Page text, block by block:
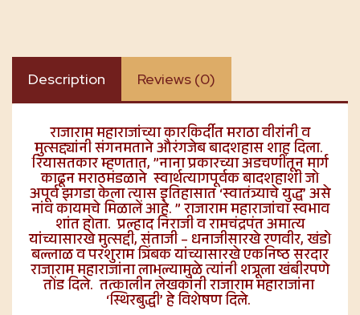
Description Reviews (0)
राजाराम महाराजांच्या कारकिर्दीत मराठा वीरांनी व
मुत्सद्द्यांनी संगनमताने औरंगजेब बादशहास शाह दिला.
रियासतकार म्हणतात, ”नाना प्रकारच्या अडचणींतून मार्ग
काढून मराठमंडळाने स्वार्थत्यागपूर्वक बादशहाशी जो
अपूर्व झगडा केला त्यास इतिहासात ‘स्वातंत्र्याचे युद्ध’ असे
नांव कायमचे मिळालें आहे. ” राजाराम महाराजांचा स्वभाव
शांत होता. प्रल्हाद निराजी व रामचंद्रपंत अमात्य
यांच्यासारखे मुत्सद्दी, संताजी – धनाजीसारखे रणवीर, खंडो
बल्लाळ व परशुराम त्रिंबक यांच्यासारखे एकनिष्ठ सरदार
राजाराम महाराजांना लाभल्यामुळे त्यांनी शत्रूला खंबीरपणे
तोंड दिले. तत्कालीन लेखकांनी राजाराम महाराजांना
‘स्थिरबुद्धी’ हे विशेषण दिले.